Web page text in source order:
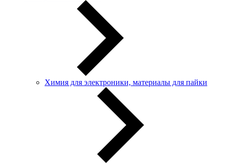
Химия для электроники, материалы для пайки